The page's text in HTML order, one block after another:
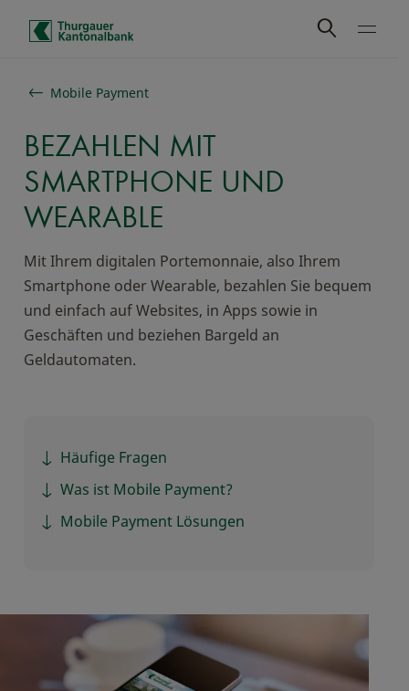
Schnelle Navigation
Mobile Payment
BEZAHLEN MIT
SMARTPHONE UND
WEARABLE
Mit Ihrem digitalen Portemonnaie, also Ihrem
Smartphone oder Wearable, bezahlen Sie bequem
und einfach auf Websites, in Apps sowie in
Geschäften und beziehen Bargeld an
Geldautomaten.
Häufige Fragen
Was ist Mobile Payment?
Mobile Payment Lösungen